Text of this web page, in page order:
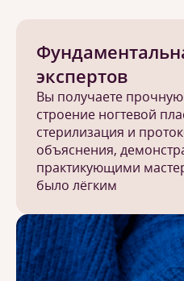
экспертов
Вы получаете
строение ногтевой
стерилизация и
объяснения,
практикующими
было лёгким